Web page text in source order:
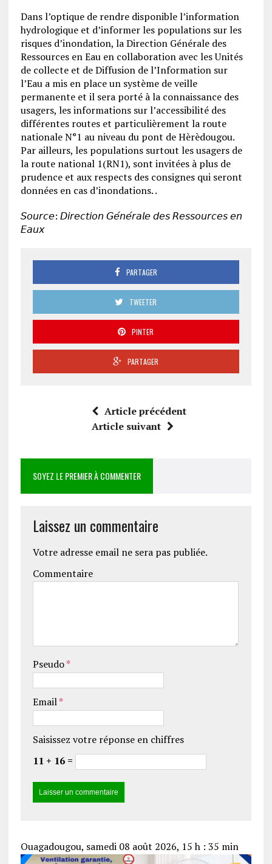
Dans l’optique de rendre disponible l’information
hydrologique et d’informer les populations sur les
risques d’inondation, la Direction Générale des
Ressources en Eau en collaboration avec les Unités
de collecte et de Diffusion de l’Information sur
l’Eau a mis en place un système de veille
permanente et il sera porté à la connaissance des
usagers, les informations sur l’accessibilité des
différentes routes et particulièrement la route
nationale N°1 au niveau du pont de Hèrèdougou.
Par ailleurs, les populations surtout les usagers de
la route national 1(RN1), sont invitées à plus de
prudence et aux respects des consignes qui seront
données en cas d’inondations. .
𝘚𝘰𝘶𝘳𝘤𝘦: 𝘋𝘪𝘳𝘦𝘤𝘵𝘪𝘰𝘯 𝘎𝘦́𝘯𝘦́𝘳𝘢𝘭𝘦 𝘥𝘦𝘴 𝘙𝘦𝘴𝘴𝘰𝘶𝘳𝘤𝘦𝘴 𝘦𝘯
𝘌𝘢𝘶𝘹
PARTAGER
TWEETER
PINTER
PARTAGER
Article précédent
Article suivant
SOYEZ LE PREMIER À COMMENTER
Laissez un commentaire
Votre adresse email ne sera pas publiée.
Commentaire
Pseudo*
Email*
Saisissez votre réponse en chiffres
11 + 16 =
Ouagadougou, samedi 08 août 2026, 15 h : 35 min